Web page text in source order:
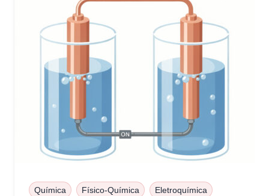
Química Físico-Química Eletroquímica